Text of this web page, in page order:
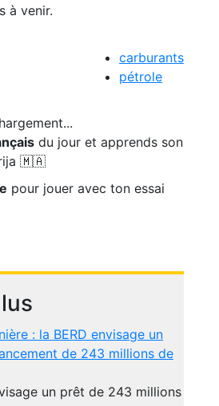
à venir.
carburants
pétrole
du jour et apprends son
🇲🇦
pour jouer avec ton essai
: la BERD envisage un
de 243 millions de
un prêt de 243 millions